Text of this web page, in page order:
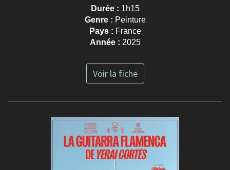
Durée : 1h15
Genre : Peinture
Pays : France
Année : 2025
Voir la fiche